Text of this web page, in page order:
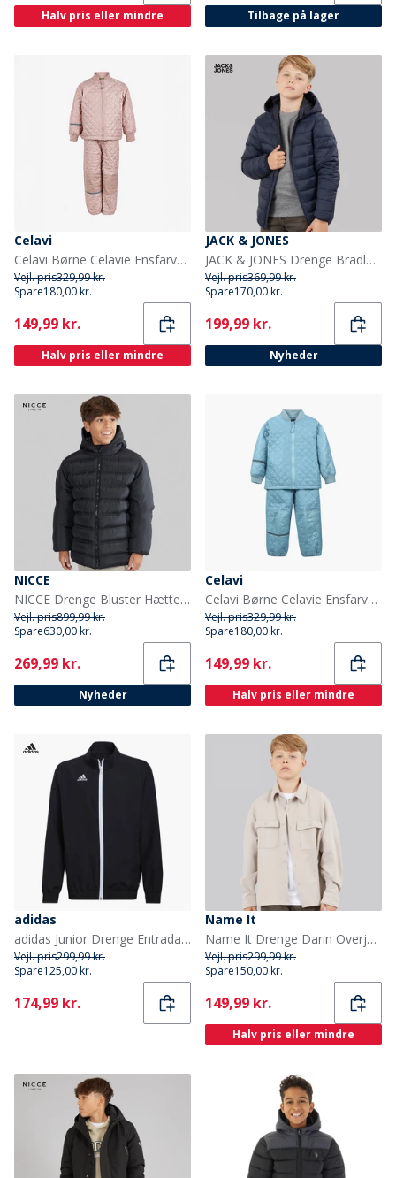
Halv pris eller mindre Tilbage på lager
Celavi
Celavi Børne Celavie Ensfarvet Basis Termosæt Misty Rose
Vejl. pris329,99 kr.
Spare180,00 kr.
Current
149,99 kr.
Halv pris eller mindre
JACK & JONES
JACK & JONES Drenge Bradley Let Dunjakke Sky Captain
Vejl. pris369,99 kr.
Spare170,00 kr.
Current
199,99 kr.
Nyheder
NICCE
NICCE Drenge Bluster Hætte Polstret Jakke Sort
Vejl. pris899,99 kr.
Spare630,00 kr.
Current
269,99 kr.
Nyheder
Celavi
Celavi Børne Celavie Ensfarvet Basis Termosæt Cerulean
Vejl. pris329,99 kr.
Spare180,00 kr.
Current
149,99 kr.
Halv pris eller mindre
adidas
adidas Junior Drenge Entrada 22 præsentationsjakke Sort
Vejl. pris299,99 kr.
Spare125,00 kr.
Current
174,99 kr.
Name It
Name It Drenge Darin Overjakke Chateau Gray
Vejl. pris299,99 kr.
Spare150,00 kr.
Current
149,99 kr.
Halv pris eller mindre